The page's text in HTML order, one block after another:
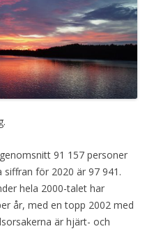
91 157 personer
siffran för 2020 är 97 941.
hela 2000-talet har
år, med en topp 2002 med
är hjärt- och